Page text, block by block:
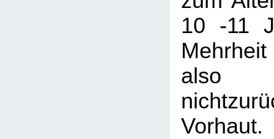
10 -11
Vorhaut.